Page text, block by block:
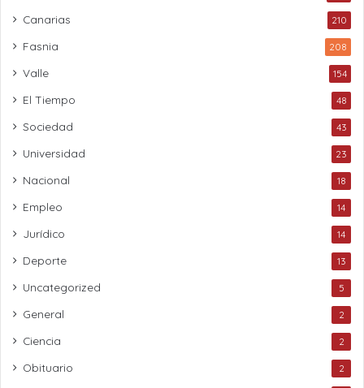
Canarias 210
Fasnia 208
Valle 154
El Tiempo 48
Sociedad 43
Universidad 23
Nacional 18
Empleo 14
Jurídico 14
Deporte 13
Uncategorized 5
General 2
Ciencia 2
Obituario 2